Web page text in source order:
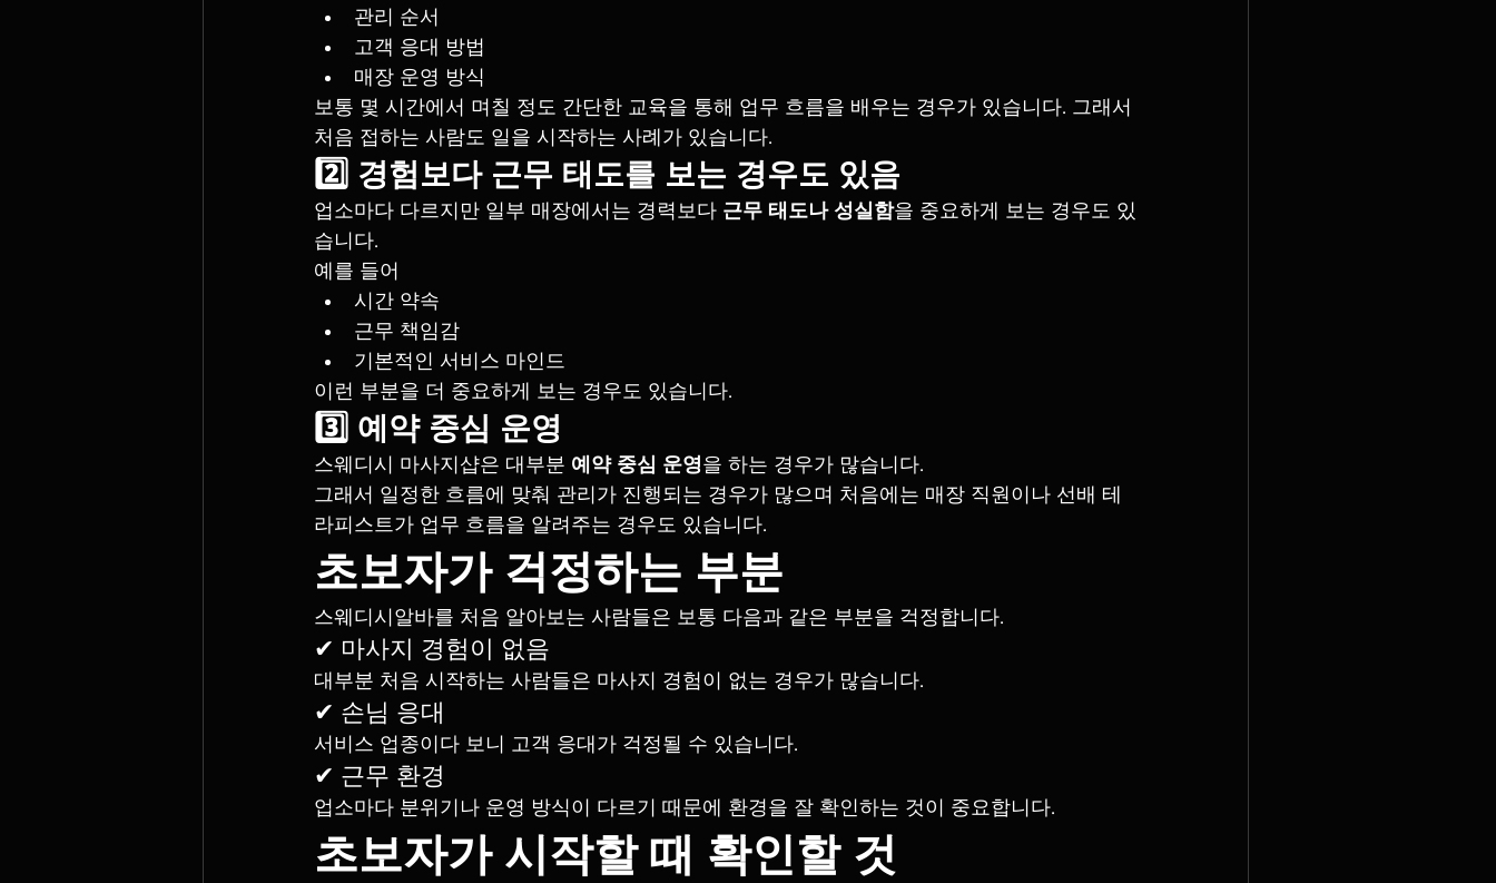
관리 순서
고객 응대 방법
매장 운영 방식
보통 몇 시간에서 며칠 정도 간단한 교육을 통해 업무 흐름을 배우는 경우가 있습니다. 그래서
처음 접하는 사람도 일을 시작하는 사례가 있습니다.
2️⃣ 경험보다 근무 태도를 보는 경우도 있음
업소마다 다르지만 일부 매장에서는 경력보다 근무 태도나 성실함을 중요하게 보는 경우도 있
습니다.
예를 들어
시간 약속
근무 책임감
기본적인 서비스 마인드
이런 부분을 더 중요하게 보는 경우도 있습니다.
3️⃣ 예약 중심 운영
스웨디시 마사지샵은 대부분 예약 중심 운영을 하는 경우가 많습니다.
그래서 일정한 흐름에 맞춰 관리가 진행되는 경우가 많으며 처음에는 매장 직원이나 선배 테
라피스트가 업무 흐름을 알려주는 경우도 있습니다.
초보자가 걱정하는 부분
스웨디시알바를 처음 알아보는 사람들은 보통 다음과 같은 부분을 걱정합니다.
✔ 마사지 경험이 없음
대부분 처음 시작하는 사람들은 마사지 경험이 없는 경우가 많습니다.
✔ 손님 응대
서비스 업종이다 보니 고객 응대가 걱정될 수 있습니다.
✔ 근무 환경
업소마다 분위기나 운영 방식이 다르기 때문에 환경을 잘 확인하는 것이 중요합니다.
초보자가 시작할 때 확인할 것